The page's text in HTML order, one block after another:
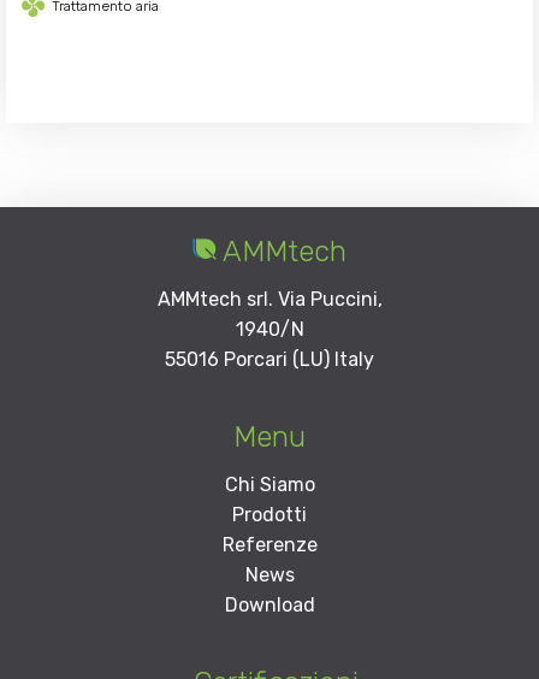
Trattamento aria
AMMtech
AMMtech srl. Via Puccini,
1940/N
55016 Porcari (LU) Italy
Menu
Chi Siamo
Prodotti
Referenze
News
Download